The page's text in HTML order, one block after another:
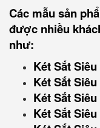
Các mẫu sản
được nhiều
như:
Két Sắt
Két Sắt
Két Sắt
Két Sắt